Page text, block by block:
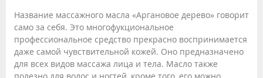
Название массажного масла «Аргановое дерево» говорит
само за себя. Это многофукциональное
профессиональное средство прекрасно воспринимается
даже самой чувствительной кожей. Оно предназначено
для всех видов массажа лица и тела. Масло также
полезно для волос и ногтей, кроме того, его можно